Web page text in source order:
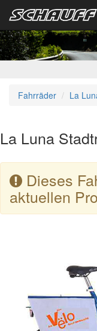
Fahrräder La
La Luna
Dieses
aktuellen